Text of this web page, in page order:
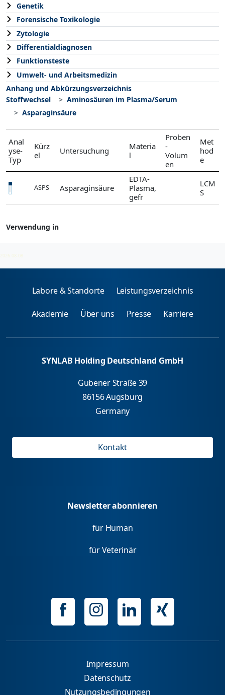
Genetik
Forensische Toxikologie
Zytologie
Differentialdiagnosen
Funktionsteste
Umwelt- und Arbeitsmedizin
Anhang und Abkürzungsverzeichnis
Stoffwechsel
Aminosäuren im Plasma/Serum
Asparaginsäure
Anal
yse-
Typ
Kürz
el
Untersuchung
Materia
l
Proben
-
Volum
en
Met
hod
e
ASPS Asparaginsäure
EDTA-
Plasma,
gefr
LCM
S
Verwendung in
2026-08-08
Labore & Standorte Leistungsverzeichnis
Akademie Über uns Presse Karriere
SYNLAB Holding Deutschland GmbH
Gubener Straße 39
86156 Augsburg
Germany
Kontakt
Newsletter abonnieren
für Human
für Veterinär
Impressum
Datenschutz
Nutzungsbedingungen